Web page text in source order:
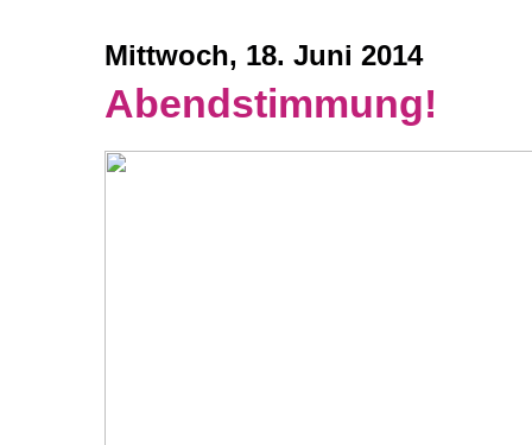
Mittwoch, 18. Juni 2014
Abendstimmung!